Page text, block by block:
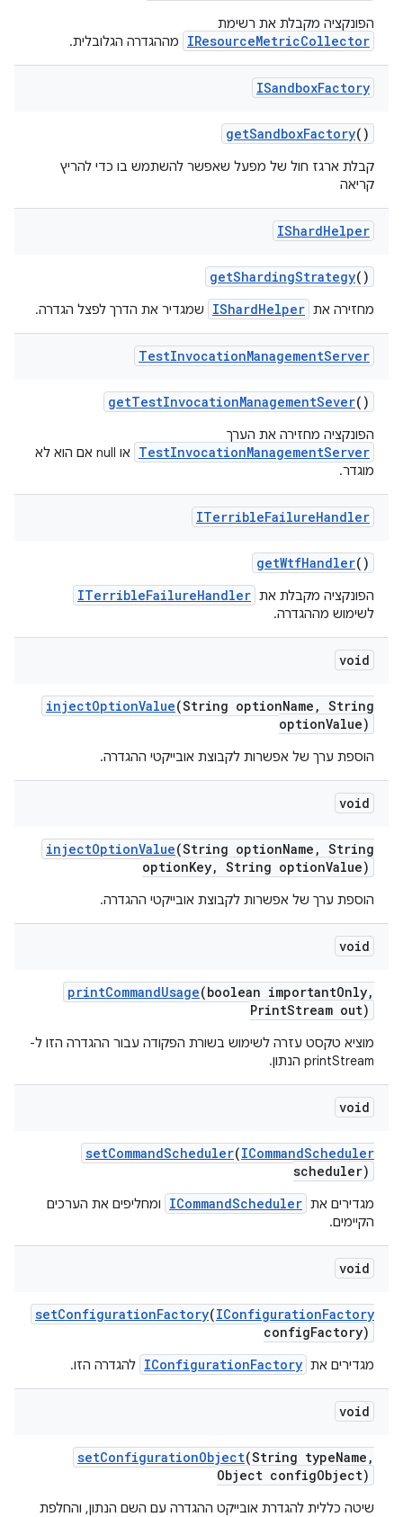
הפונקציה מקבלת את רשימת
IResourceMetricCollector מההגדרה הגלובלית.
ISandboxFactory
getSandboxFactory()
קבלת ארגז חול של מפעל שאפשר להשתמש בו כדי להריץ
קריאה
IShardHelper
getShardingStrategy()
מחזירה את IShardHelper שמגדיר את הדרך לפצל הגדרה.
TestInvocationManagementServer
getTestInvocationManagementSever()
הפונקציה מחזירה את הערך
TestInvocationManagementServer
או null אם הוא לא
מוגדר.
ITerribleFailureHandler
getWtfHandler()
הפונקציה מקבלת את ITerribleFailureHandler
לשימוש מההגדרה.
void
injectOptionValue(String optionName , String
optionValue)
הוספת ערך של אפשרות לקבוצת אובייקטי ההגדרה.
void
injectOptionValue(String optionName , String
optionKey, String optionValue)
הוספת ערך של אפשרות לקבוצת אובייקטי ההגדרה.
void
printCommandUsage(boolean importantOnly,
PrintStream out)
מוציא טקסט עזרה לשימוש בשורת הפקודה עבור ההגדרה הזו ל-
printStream הנתון.
void
setCommandScheduler(ICommandScheduler
scheduler)
מגדירים את ICommandScheduler
ומחליפים את הערכים
הקיימים.
void
setConfigurationFactory(IConfigurationFactory
configFactory)
מגדירים את IConfigurationFactory להגדרה הזו.
void
setConfigurationObject(String typeName ,
Object configObject)
שיטה כללית להגדרת אובייקט ההגדרה עם השם הנתון, והחלפת